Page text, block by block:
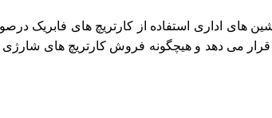
های اداری استفاده از کارتریچ های فابریک
می دهد و هیچگونه فروش کارتریچ های شارژی